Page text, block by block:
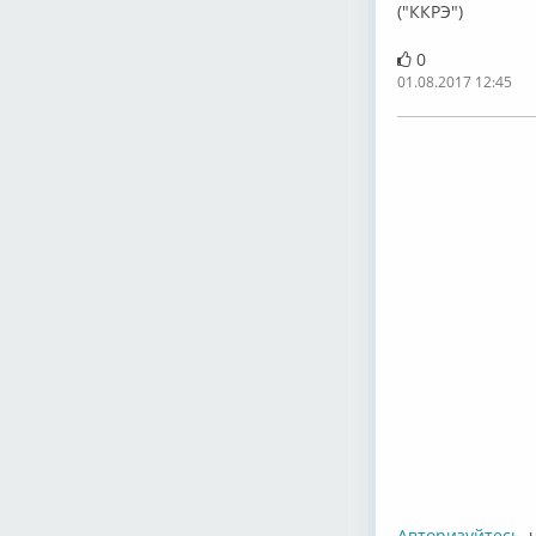
("ККРЭ")
0
01.08.2017 12:45